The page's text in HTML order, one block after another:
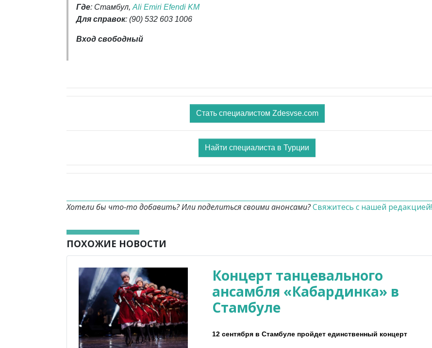
Где: Стамбул, Ali Emiri Efendi KM
Для справок: (90) 532 603 1006
Вход свободный
Стать специалистом Zdesvse.com
Найти специалиста в Турции
Хотели бы что-то добавить? Или поделиться своими анонсами?Свяжитесь с нашей редакцией!
ПОХОЖИЕ НОВОСТИ
Концерт танцевального
ансамбля «Кабардинка» в
Стамбуле
12 сентября в Стамбуле пройдет единственный концерт